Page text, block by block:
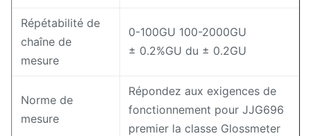
Répétabilité de
chaîne de
mesure
0-100GU 100-2000GU
± 0.2%GU du ± 0.2GU
Norme de
mesure
Répondez aux exigences de
fonctionnement pour JJG696
premier la classe Glossmeter